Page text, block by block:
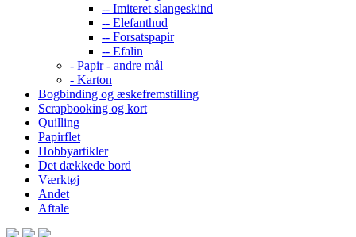
-- Imiteret slangeskind
-- Elefanthud
-- Forsatspapir
-- Efalin
- Papir - andre mål
- Karton
Bogbinding og æskefremstilling
Scrapbooking og kort
Quilling
Papirflet
Hobbyartikler
Det dækkede bord
Værktøj
Andet
Aftale